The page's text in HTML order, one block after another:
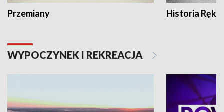
Przemiany Historia Ręką
WYPOCZYNEK I REKREACJA